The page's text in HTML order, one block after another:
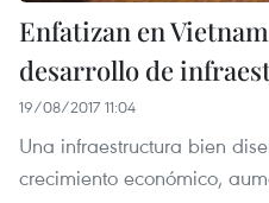
Enfatizan en
desarrollo de
19/08/2017 11:04
Una infraestructura bien
crecimiento económico,